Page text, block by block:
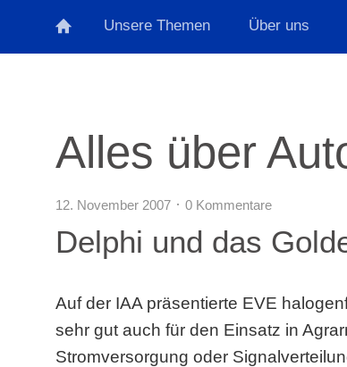
Unsere Themen Über uns
Alles über
12. November 2007 0 Kommentare
Delphi und das
Auf der IAA präsentierte EVE
sehr gut auch für den Einsatz in
Stromversorgung oder